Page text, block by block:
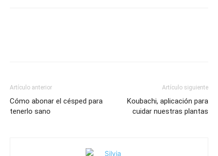
Artículo anterior
Cómo abonar el césped para
tenerlo sano
Artículo siguiente
Koubachi, aplicación para
cuidar nuestras plantas